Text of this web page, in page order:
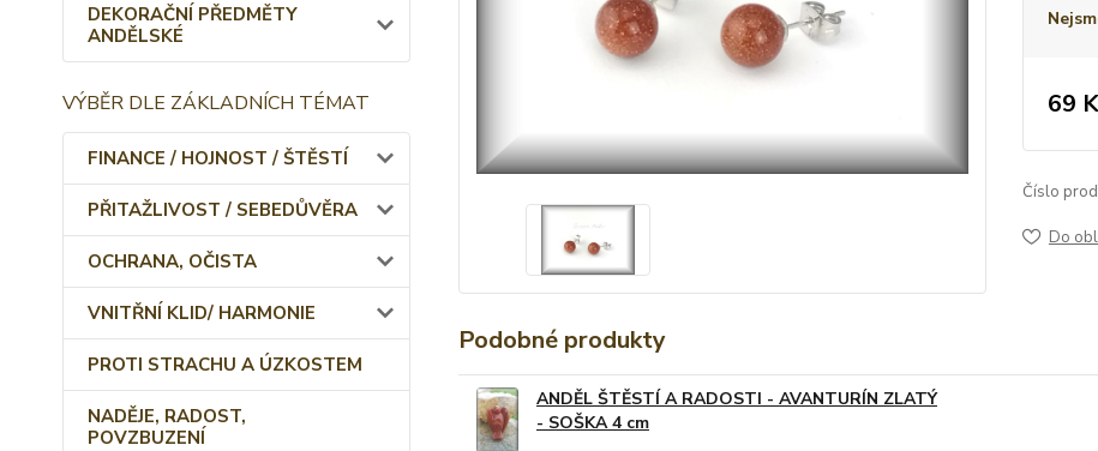
DEKORAČNÍ PŘEDMĚTY
ANDĚLSKÉ
VÝBĚR DLE ZÁKLADNÍCH TÉMAT
FINANCE / HOJNOST / ŠTĚSTÍ
PŘITAŽLIVOST / SEBEDŮVĚRA
OCHRANA, OČISTA
VNITŘNÍ KLID/ HARMONIE
PROTI STRACHU A ÚZKOSTEM
NADĚJE, RADOST,
POVZBUZENÍ
69
Číslo
Do
Podobné produkty
ANDĚL ŠTĚSTÍ A RADOSTI - AVANTURÍN ZLATÝ
- SOŠKA 4 cm